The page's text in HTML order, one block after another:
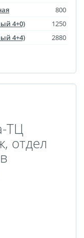
800
4+0)
1250
4+4)
2880
ТЦ
отдел